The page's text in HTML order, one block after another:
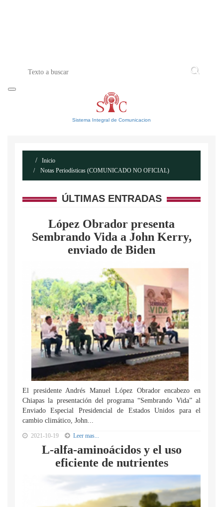
Sistema Integral de Comunicacion
Inicio
Notas Periodísticas (COMUNICADO NO OFICIAL)
ÚLTIMAS ENTRADAS
López Obrador presenta
Sembrando Vida a John Kerry,
enviado de Biden
El presidente Andrés Manuel López Obrador encabezo en
Chiapas la presentación del programa “Sembrando Vida” al
Enviado Especial Presidencial de Estados Unidos para el
cambio climático, John...
2021-10-19 Leer mas...
L-alfa-aminoácidos y el uso
eficiente de nutrientes